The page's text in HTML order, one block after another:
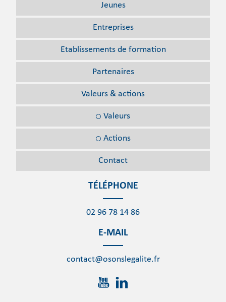
Jeunes
Entreprises
Etablissementsde formation
Partenaires
Valeurs & actions
Valeurs
Actions
Contact
TÉLÉPHONE
02 96 78 14 86
E-MAIL
contact@osonslegalite.fr